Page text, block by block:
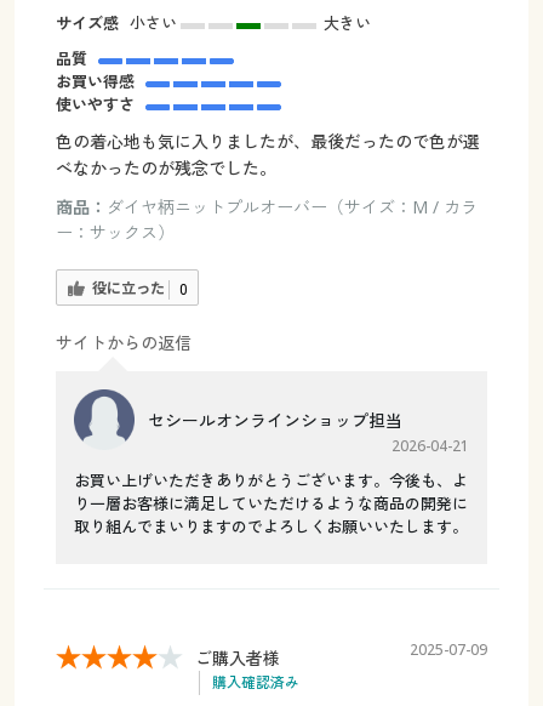
サイズ感 小さい
大きい
品質
お買い得感
使いやすさ
色の着心地も気に入りましたが、最後だったので色が選
べなかったのが残念でした。
商品： ダイヤ柄ニットプルオーバー（サイズ：M / カラ
ー：サックス）
役に立った 0
サイトからの返信
セシールオンラインショップ担当
2026-04-21
お買い上げいただきありがとうございます。今後も、よ
り一層お客様に満足していただけるような商品の開発に
取り組んでまいりますのでよろしくお願いいたします。
ご購入者様
購入確認済み
2025-07-09